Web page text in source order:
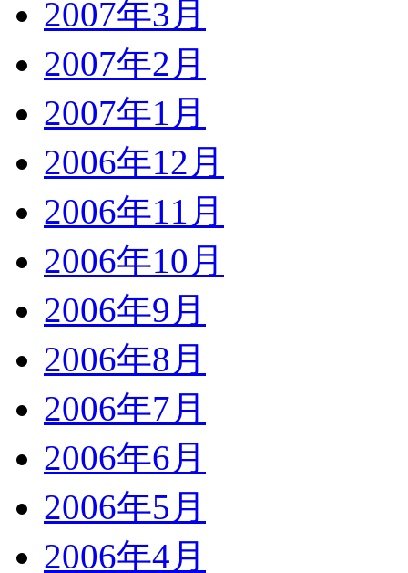
2007年3月
2007年2月
2007年1月
2006年12月
2006年11月
2006年10月
2006年9月
2006年8月
2006年7月
2006年6月
2006年5月
2006年4月